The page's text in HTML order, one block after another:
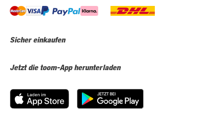
Sicher einkaufen
Jetzt die toom-App herunterladen